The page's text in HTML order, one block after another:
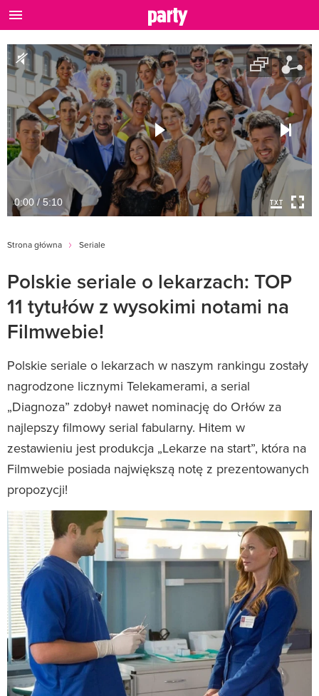
0:00 / 5:10
Strona główna Seriale
Polskie seriale o lekarzach: TOP
11 tytułów z wysokimi notami na
Filmwebie!
Polskie seriale o lekarzach w naszym rankingu zostały
nagrodzone licznymi Telekamerami, a serial
„Diagnoza” zdobył nawet nominację do Orłów za
najlepszy filmowy serial fabularny. Hitem w
zestawieniu jest produkcja „Lekarze na start”, która na
Filmwebie posiada największą notę z prezentowanych
propozycji!